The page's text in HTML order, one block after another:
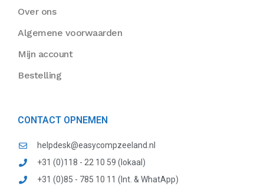
Over ons
Algemene voorwaarden
Mijn account
Bestelling
CONTACT OPNEMEN
helpdesk@easycompzeeland.nl
+31 (0)118 - 22 10 59 (lokaal)
+31 (0)85 - 785 10 11 (Int. & WhatApp)